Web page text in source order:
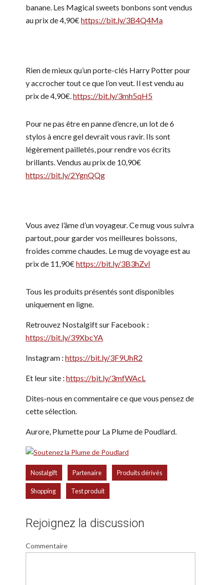
banane. Les Magical sweets bonbons sont vendus
au prix de 4,90€https://bit.ly/3B4Q4Ma
Rien de mieux qu’un porte-clés Harry Potter pour
y accrocher tout ce que l’on veut. Il est vendu au
prix de 4,90€.https://bit.ly/3mh5qH5
Pour ne pas être en panne d’encre, un lot de 6
stylos à encre gel devrait vous ravir. Ils sont
légèrement pailletés, pour rendre vos écrits
brillants. Vendus au prix de 10,90€
https://bit.ly/2YgnQQg
Vous avez l’âme d’un voyageur. Ce mug vous suivra
partout, pour garder vos meilleures boissons,
froides comme chaudes. Le mug de voyage est au
prix de 11,90€https://bit.ly/3B3hZvI
Tous les produits présentés sont disponibles
uniquement en ligne.
Retrouvez Nostalgift sur Facebook :
https://bit.ly/39XbcYA
Instagram : https://bit.ly/3F9UhR2
Et leur site : https://bit.ly/3mfWAcL
Dites-nous en commentaire ce que vous pensez de
cette sélection.
Aurore, Plumette pour La Plume de Poudlard.
Nostalgift Partenaire Produits dérivés
Shopping Test produit
Rejoignez la discussion
Commentaire